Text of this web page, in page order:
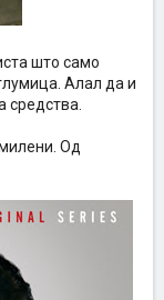
што само
Алал да и
средства.
Од